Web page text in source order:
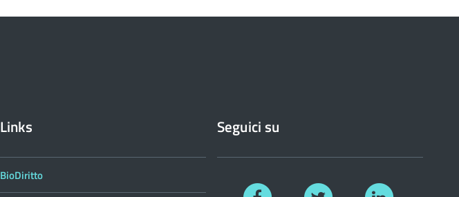
Links
BioDiritto
Seguici su
Facebook